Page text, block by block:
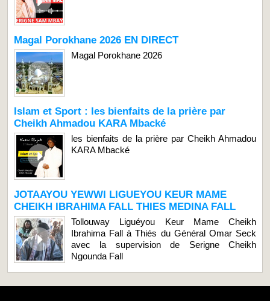
Magal Porokhane 2026 EN DIRECT
Magal Porokhane 2026
Islam et Sport : les bienfaits de la prière par
Cheikh Ahmadou KARA Mbacké
les bienfaits de la prière par Cheikh Ahmadou
KARA Mbacké
JOTAAYOU YEWWI LIGUEYOU KEUR MAME
CHEIKH IBRAHIMA FALL THIES MEDINA FALL
Tollouway Liguéyou Keur Mame Cheikh
Ibrahima Fall à Thiés du Général Omar Seck
avec la supervision de Serigne Cheikh
Ngounda Fall